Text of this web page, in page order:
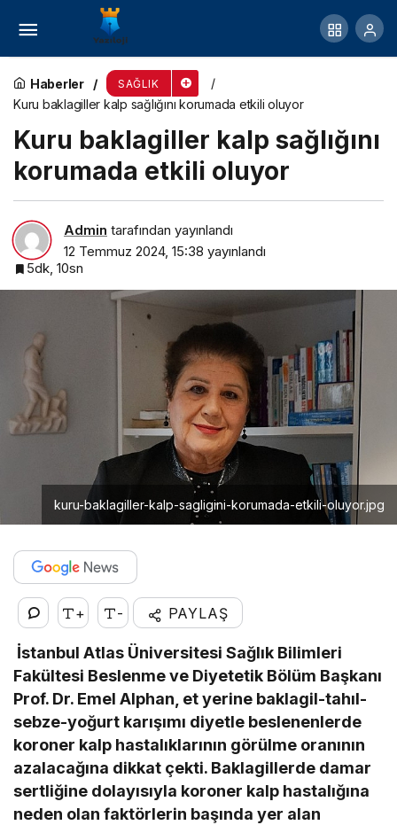
Haberler SAĞLIK
Kuru baklagiller kalp sağlığını korumada etkili oluyor
Kuru baklagiller kalp sağlığını
korumada etkili oluyor
Admin tarafından yayınlandı
12 Temmuz 2024, 15:38 yayınlandı
5dk, 10sn
kuru-baklagiller-kalp-sagligini-korumada-etkili-oluyor.jpg
+ - PAYLAŞ
İstanbul Atlas Üniversitesi Sağlık Bilimleri
Fakültesi Beslenme ve Diyetetik Bölüm Başkanı
Prof. Dr. Emel Alphan, et yerine baklagil-tahıl-
sebze-yoğurt karışımı diyetle beslenenlerde
koroner kalp hastalıklarının görülme oranının
azalacağına dikkat çekti. Baklagillerde damar
sertliğine dolayısıyla koroner kalp hastalığına
neden olan faktörlerin başında yer alan
Dikkat! Kahve Tüketimi Hakkında Bilinmesi
Gereken 9 Önemli Nokta!